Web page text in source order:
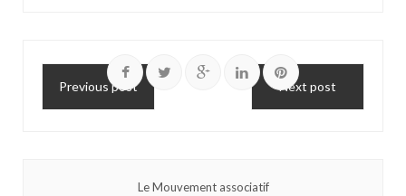
Previous post Next post
Le Mouvement associatif